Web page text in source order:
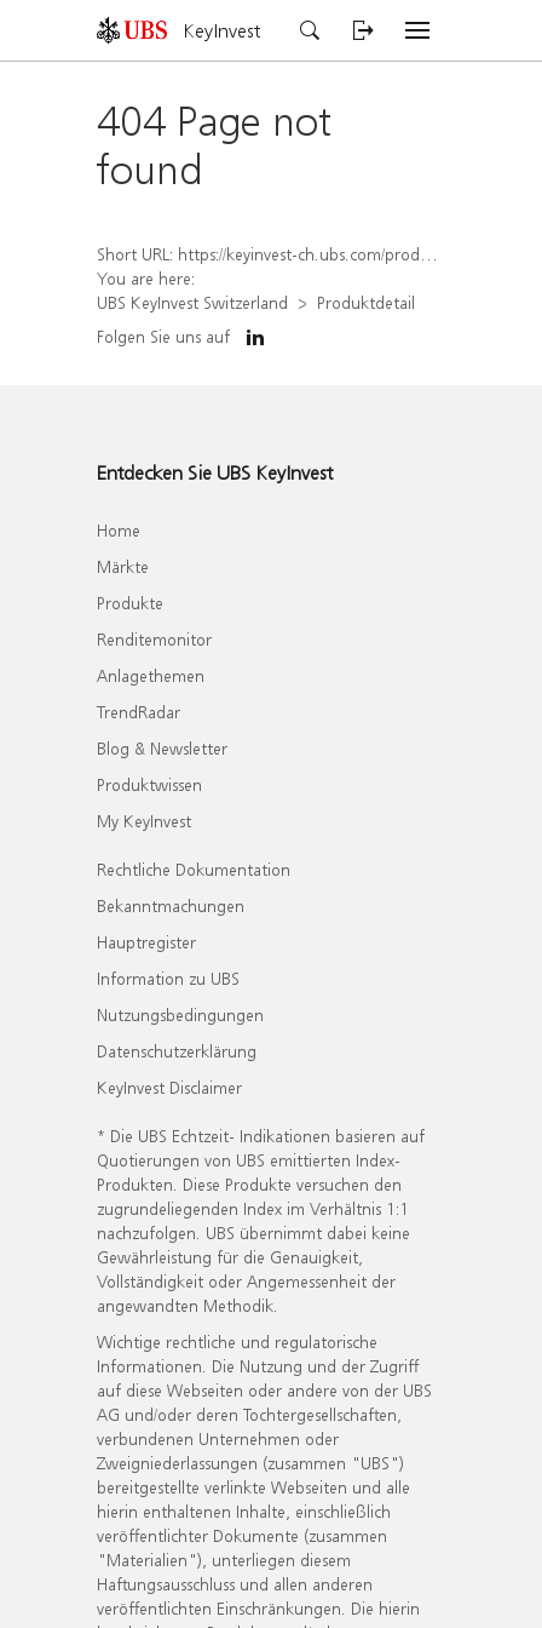
KeyInvest
404 Page not
found
Short URL: https://keyinvest-ch.ubs.com/produkt/detail/index/isin/CH1570523709
You are here:
UBS KeyInvest Switzerland
Produktdetail
Folgen Sie uns auf
Entdecken Sie UBS KeyInvest
Home
Märkte
Produkte
Renditemonitor
Anlagethemen
TrendRadar
Blog & Newsletter
Produktwissen
My KeyInvest
Rechtliche Dokumentation
Bekanntmachungen
Hauptregister
Information zu UBS
Nutzungsbedingungen
Datenschutzerklärung
KeyInvest Disclaimer
* Die UBS Echtzeit- Indikationen basieren auf
Quotierungen von UBS emittierten Index-
Produkten. Diese Produkte versuchen den
zugrundeliegenden Index im Verhältnis 1:1
nachzufolgen. UBS übernimmt dabei keine
Gewährleistung für die Genauigkeit,
Vollständigkeit oder Angemessenheit der
angewandten Methodik.
Wichtige rechtliche und regulatorische
Informationen. Die Nutzung und der Zugriff
auf diese Webseiten oder andere von der UBS
AG und/oder deren Tochtergesellschaften,
verbundenen Unternehmen oder
Zweigniederlassungen (zusammen "UBS")
bereitgestellte verlinkte Webseiten und alle
hierin enthaltenen Inhalte, einschließlich
veröffentlichter Dokumente (zusammen
"Materialien"), unterliegen diesem
Haftungsausschluss und allen anderen
veröffentlichten Einschränkungen. Die hierin